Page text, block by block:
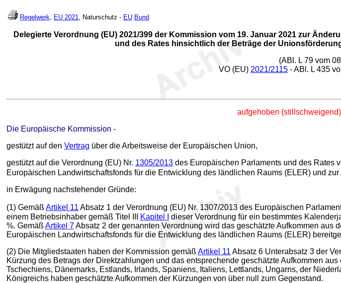
Regelwerk, EU 2021, Naturschutz - EU Bund
Delegierte Verordnung (EU) 2021/399 der Kommission vom 19. Januar 2021 zur
und des Rates hinsichtlich der Beträge der
(ABl. L 79 vom
VO (EU) 2021/2115 - ABl. L 435
aufgehoben
Die Europäische Kommission -
gestützt auf den Vertrag über die Arbeitsweise der Europäischen Union,
gestützt auf die Verordnung (EU) Nr. 1305/2013 des Europäischen Parlaments und des Rates
Europäischen Landwirtschaftsfonds für die Entwicklung des ländlichen Raums (ELER) und
in Erwägung nachstehender Gründe:
(1) Gemäß Artikel 11Absatz 1 der Verordnung (EU) Nr. 1307/2013 des Europäischen
einem Betriebsinhaber gemäß Titel III
Kapitel I
dieser Verordnung für ein bestimmtes
%. Gemäß Artikel 7Absatz 2 der genannten Verordnung wird das geschätzte Aufkommen
Europäischen Landwirtschaftsfonds für die Entwicklung des ländlichen Raums (ELER)
(2) Die Mitgliedstaaten haben der Kommission gemäß Artikel 11 Absatz 6 Unterabsatz 3 der
Kürzung des Betrags der Direktzahlungen und das entsprechende geschätzte Aufkommen
Tschechiens, Dänemarks, Estlands, Irlands, Spaniens, Italiens, Lettlands, Ungarns, der
Königreichs haben geschätzte Aufkommen der Kürzungen von über null zum Gegenstand.